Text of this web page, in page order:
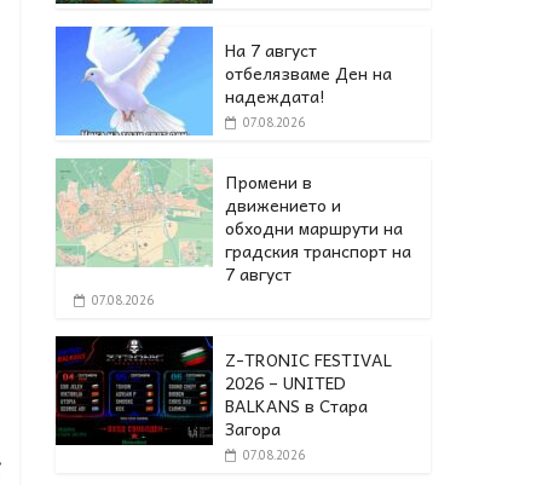
На 7 август
отбелязваме Ден на
надеждата!
07.08.2026
Промени в
движението и
обходни маршрути на
градския транспорт на
7 август
07.08.2026
Z-TRONIC FESTIVAL
2026 – UNITED
BALKANS в Стара
Загора
07.08.2026